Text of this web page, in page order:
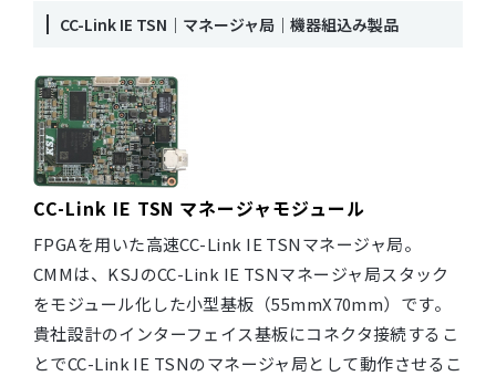
CC-Link IE TSN｜マネージャ局｜機器組込み製品
CC-Link IE TSN マネージャモジュール
FPGAを用いた高速CC-Link IE TSNマネージャ局。
CMMは、KSJのCC-Link IE TSNマネージャ局スタック
をモジュール化した小型基板（55mmX70mm）です。
貴社設計のインターフェイス基板にコネクタ接続するこ
とでCC-Link IE TSNのマネージャ局として動作させるこ